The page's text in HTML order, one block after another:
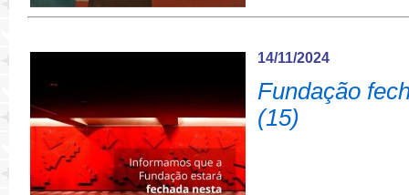
14/11/2024
Fundação
(15)